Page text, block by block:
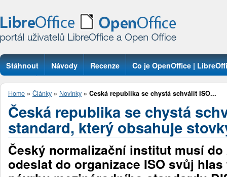
Stáhnout Návody Recenze Co je OpenOffice |
Otázky
Home » Články » Novinky » Česká republika se chystá schválit ISO...
Česká republika se chystá
standard, který obsahuje
Český normalizační institut musí do
odeslat do organizace ISO svůj